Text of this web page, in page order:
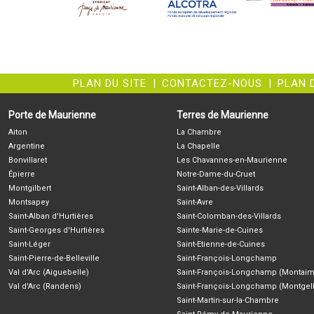
PLAN DU SITE | CONTACTEZ-NOUS | PLAN
Porte de Maurienne
Aiton
Argentine
Bonvillaret
Épierre
Montgilbert
Montsapey
Saint-Alban d'Hurtières
Saint-Georges d'Hurtières
Saint-Léger
Saint-Pierre-de-Belleville
Val d'Arc (Aiguebelle)
Val d'Arc (Randens)
Terres de Maurienne
La Chambre
La Chapelle
Les Chavannes-en-Maurienne
Notre-Dame-du-Cruet
Saint-Alban-des-Villards
Saint-Avre
Saint-Colomban-des-Villards
Sainte-Marie-de-Cuines
Saint-Etienne-de-Cuines
Saint-François-Longchamp
Saint-François-Longchamp
Saint-François-Longchamp
Saint-Martin-sur-la-Chambre